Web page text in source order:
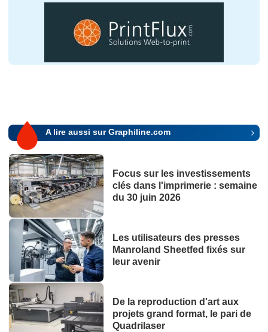
A lire aussi sur Graphiline.com
Focus sur les investissements
clés dans l'imprimerie : semaine
du 30 juin 2026
Les utilisateurs des presses
Manroland Sheetfed fixés sur
leur avenir
De la reproduction d'art aux
projets grand format, le pari de
Quadrilaser